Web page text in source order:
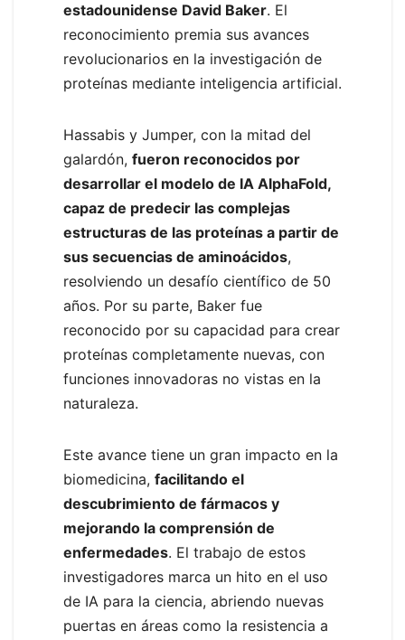
estadounidense David Baker. El
reconocimiento premia sus avances
revolucionarios en la investigación de
proteínas mediante inteligencia artificial.
Hassabis y Jumper, con la mitad del
galardón, fueron reconocidos por
desarrollar el modelo de IA AlphaFold,
capaz de predecir las complejas
estructuras de las proteínas a partir de
sus secuencias de aminoácidos,
resolviendo un desafío científico de 50
años. Por su parte, Baker fue
reconocido por su capacidad para crear
proteínas completamente nuevas, con
funciones innovadoras no vistas en la
naturaleza.
Este avance tiene un gran impacto en la
biomedicina, facilitando el
descubrimiento de fármacos y
mejorando la comprensión de
enfermedades. El trabajo de estos
investigadores marca un hito en el uso
de IA para la ciencia, abriendo nuevas
puertas en áreas como la resistencia a